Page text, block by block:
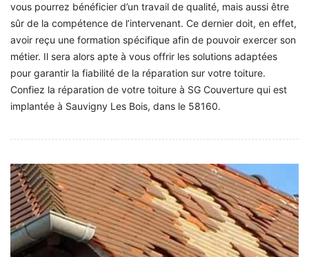
vous pourrez bénéficier d’un travail de qualité, mais aussi être
sûr de la compétence de l’intervenant. Ce dernier doit, en effet,
avoir reçu une formation spécifique afin de pouvoir exercer son
métier. Il sera alors apte à vous offrir les solutions adaptées
pour garantir la fiabilité de la réparation sur votre toiture.
Confiez la réparation de votre toiture à SG Couverture qui est
implantée à Sauvigny Les Bois, dans le 58160.